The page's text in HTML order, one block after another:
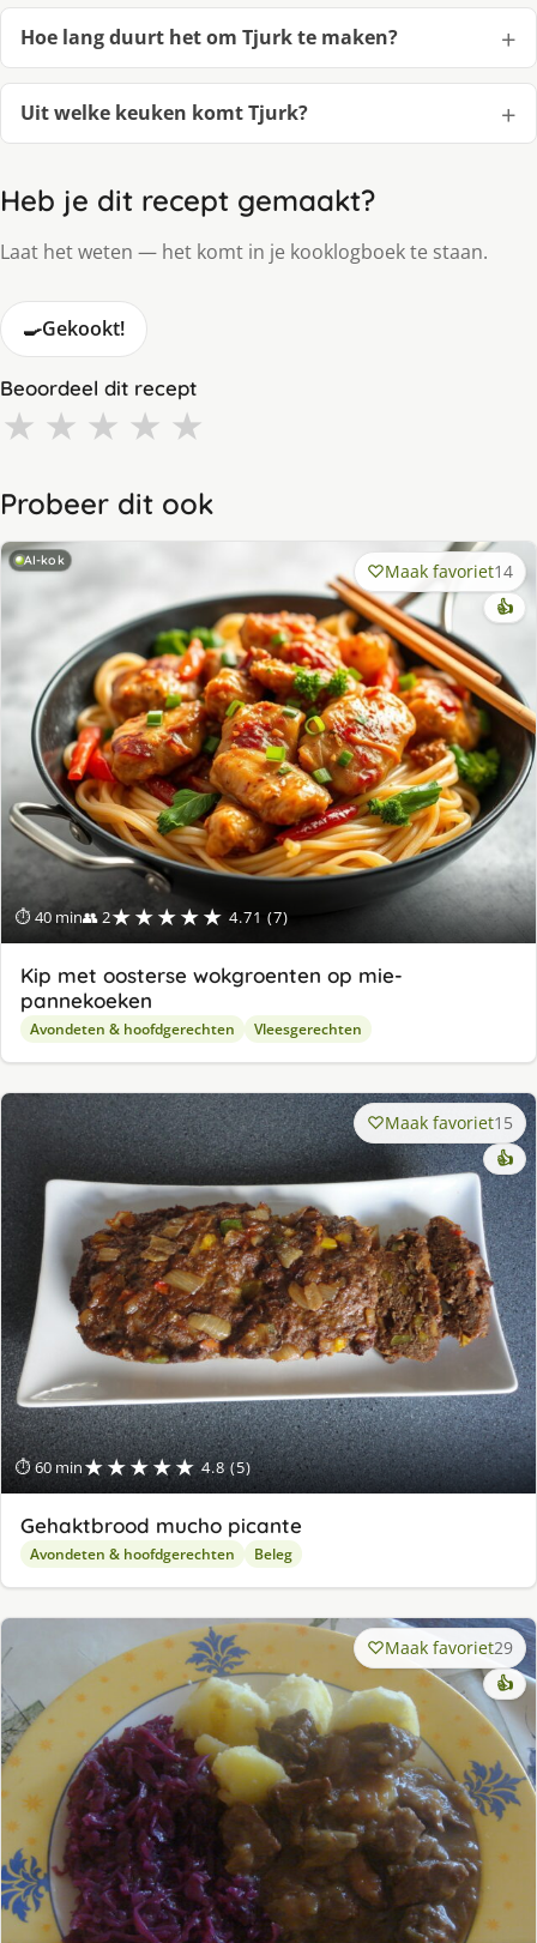
Hoe lang duurt het om Tjurk te maken?
Uit welke keuken komt Tjurk?
Heb je dit recept gemaakt?
Laat het weten — het komt in je kooklogboek te staan.
🍳Gekookt!
Beoordeel dit recept
★ ★ ★ ★ ★
Probeer dit ook
AI-kok
⏱ 40 min👥 2★★★★★ 4.71 (7)
Maak favoriet14
👍
Kip met oosterse wokgroenten op mie-
pannekoeken
Avondeten & hoofdgerechten Vleesgerechten
⏱ 60 min★★★★★ 4.8 (5)
Maak favoriet15
👍
Gehaktbrood mucho picante
Avondeten & hoofdgerechten Beleg
Maak favoriet29
👍